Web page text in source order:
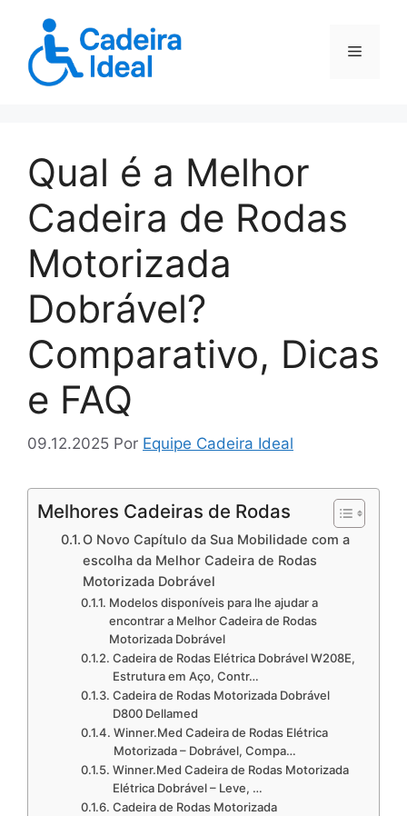
conteúdo
Menu
Qual é a Melhor
Cadeira de Rodas
Motorizada
Dobrável?
Comparativo, Dicas
e FAQ
09.12.2025 Por Equipe Cadeira Ideal
Melhores Cadeiras de Rodas
O Novo Capítulo da Sua Mobilidade com a
escolha da Melhor Cadeira de Rodas
Motorizada Dobrável
Modelos disponíveis para lhe ajudar a
encontrar a Melhor Cadeira de Rodas
Motorizada Dobrável
Cadeira de Rodas Elétrica Dobrável W208E,
Estrutura em Aço, Contr…
Cadeira de Rodas Motorizada Dobrável
D800 Dellamed
Winner.Med Cadeira de Rodas Elétrica
Motorizada – Dobrável, Compa…
Winner.Med Cadeira de Rodas Motorizada
Elétrica Dobrável – Leve, …
Cadeira de Rodas Motorizada